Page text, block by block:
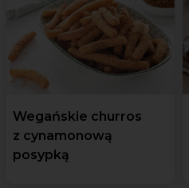
Wegańskie churros
z cynamonową
posypką